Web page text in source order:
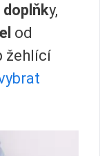
doplňky,
od
žehlící